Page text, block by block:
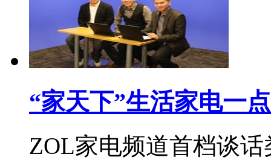
“家天下”生活家电一
ZOL家电频道首档谈